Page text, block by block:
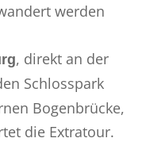
werden
, direkt an der
Schlosspark
Bogenbrücke,
die Extratour.